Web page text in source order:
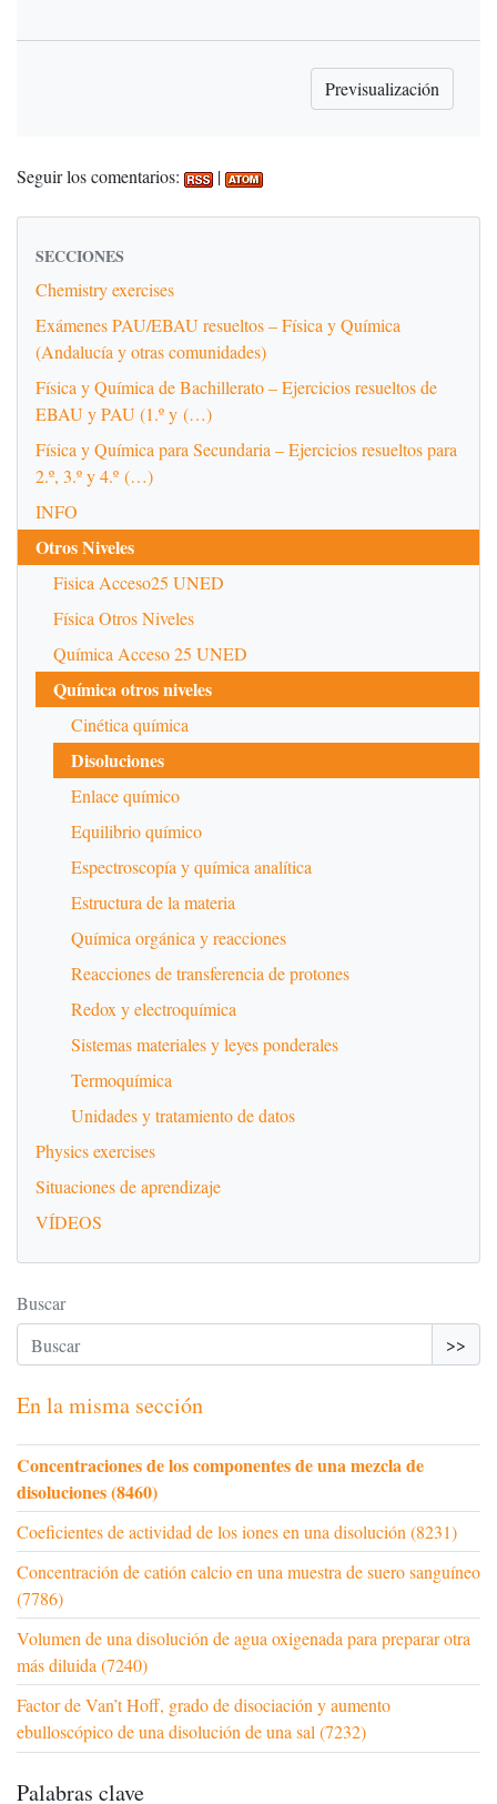
Seguir los comentarios: |
SECCIONES
Chemistry exercises
Exámenes PAU/EBAU resueltos – Física y Química
(Andalucía y otras comunidades)
Física y Química de Bachillerato – Ejercicios resueltos de
EBAU y PAU (1.º y (…)
Física y Química para Secundaria – Ejercicios resueltos para
2.º, 3.º y 4.º (…)
INFO
Otros Niveles
Fisica Acceso25 UNED
Física Otros Niveles
Química Acceso 25 UNED
Química otros niveles
Cinética química
Disoluciones
Enlace químico
Equilibrio químico
Espectroscopía y química analítica
Estructura de la materia
Química orgánica y reacciones
Reacciones de transferencia de protones
Redox y electroquímica
Sistemas materiales y leyes ponderales
Termoquímica
Unidades y tratamiento de datos
Physics exercises
Situaciones de aprendizaje
VÍDEOS
Buscar
>>
En la misma sección
Concentraciones de los componentes de una mezcla de
disoluciones (8460)
Coeficientes de actividad de los iones en una disolución (8231)
Concentración de catión calcio en una muestra de suero sanguíneo
(7786)
Volumen de una disolución de agua oxigenada para preparar otra
más diluida (7240)
Factor de Van’t Hoff, grado de disociación y aumento
ebulloscópico de una disolución de una sal (7232)
Palabras clave